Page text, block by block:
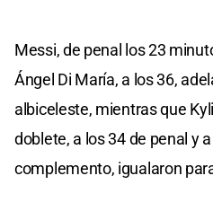
Messi, de penal los 23
Ángel Di María, a los 36,
albiceleste, mientras que
doblete, a los 34 de penal y
complemento, igualaron